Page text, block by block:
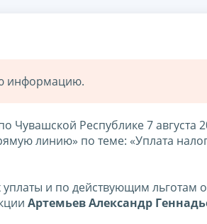
информацию.
Республике 7 августа
линию» по теме: «Уплата
и по действующим льготам
Артемьев Александр